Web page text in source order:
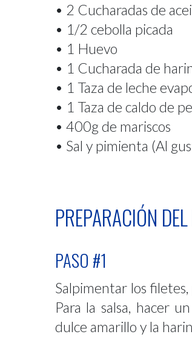
• 2 Cucharadas de
• 1/2 cebolla picada
• 1 Huevo
• 1 Cucharada de
• 1 Taza de leche
• 1 Taza de caldo de
• 400g de mariscos
• Sal y pimienta (Al
PREPARACIÓN
PASO #1
Salpimentar los
Para la salsa, hacer
dulce amarillo y la